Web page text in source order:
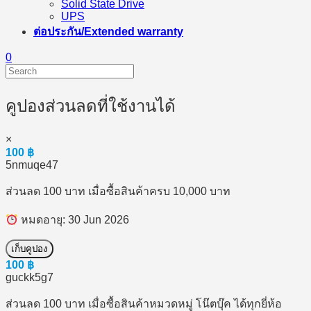
Solid State Drive
UPS
ต่อประกัน/Extended warranty
0
คูปองส่วนลดที่ใช้งานได้
×
100 ฿
5nmuqe47
ส่วนลด 100 บาท เมื่อซื้อสินค้าครบ 10,000 บาท
หมดอายุ: 30 Jun 2026
เก็บคูปอง
100 ฿
guckk5g7
ส่วนลด 100 บาท เมื่อซื้อสินค้าหมวดหมู่ โน๊ตบุ๊ค ได้ทุกยี่ห้อ